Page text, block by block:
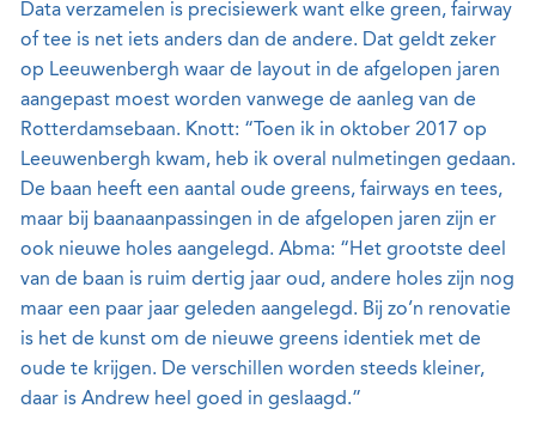
Data verzamelen is precisiewerk want elke green, fairway
of tee is net iets anders dan de andere. Dat geldt zeker
op Leeuwenbergh waar de layout in de afgelopen jaren
aangepast moest worden vanwege de aanleg van de
Rotterdamsebaan. Knott: “Toen ik in oktober 2017 op
Leeuwenbergh kwam, heb ik overal nulmetingen gedaan.
De baan heeft een aantal oude greens, fairways en tees,
maar bij baanaanpassingen in de afgelopen jaren zijn er
ook nieuwe holes aangelegd. Abma: “Het grootste deel
van de baan is ruim dertig jaar oud, andere holes zijn nog
maar een paar jaar geleden aangelegd. Bij zo’n renovatie
is het de kunst om de nieuwe greens identiek met de
oude te krijgen. De verschillen worden steeds kleiner,
daar is Andrew heel goed in geslaagd.”